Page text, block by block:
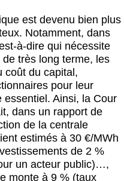
est devenu bien plus
Notamment, dans
à-dire qui nécessite
très long terme, les
coût du capital,
pour leur
essentiel. Ainsi, la Cour
dans un rapport de
de la centrale
estimés à 30 €/MWh
de 2 %
un acteur public)…,
monte à 9 % (taux